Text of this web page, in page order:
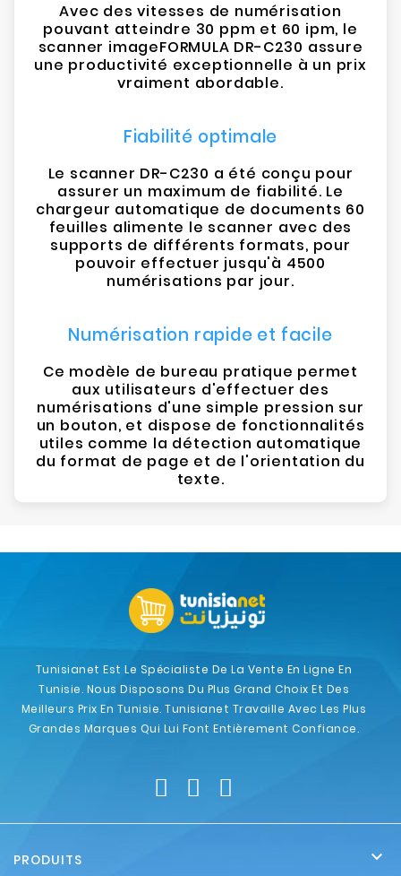
Avec des vitesses de numérisation
pouvant atteindre 30 ppm et 60 ipm, le
scanner imageFORMULA DR-C230 assure
une productivité exceptionnelle à un prix
vraiment abordable.
Fiabilité optimale
Le scanner DR-C230 a été conçu pour
assurer un maximum de fiabilité. Le
chargeur automatique de documents 60
feuilles alimente le scanner avec des
supports de différents formats, pour
pouvoir effectuer jusqu'à 4500
numérisations par jour.
Numérisation rapide et facile
Ce modèle de bureau pratique permet
aux utilisateurs d'effectuer des
numérisations d'une simple pression sur
un bouton, et dispose de fonctionnalités
utiles comme la détection automatique
du format de page et de l'orientation du
texte.
Tunisianet Est Le Spécialiste De La Vente En Ligne En
Tunisie. Nous Disposons Du Plus Grand Choix Et Des
Meilleurs Prix En Tunisie. Tunisianet Travaille Avec Les Plus
Grandes Marques Qui Lui Font Entièrement Confiance.
PRODUITS 